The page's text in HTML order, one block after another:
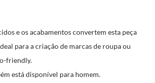
e os acabamentos convertem esta peça
para a criação de marcas de roupa ou
friendly.
está disponível para homem.